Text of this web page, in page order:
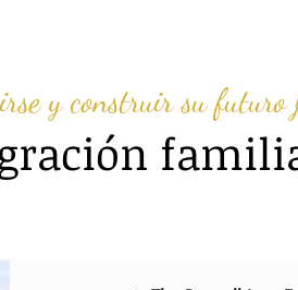
y construir su futuro